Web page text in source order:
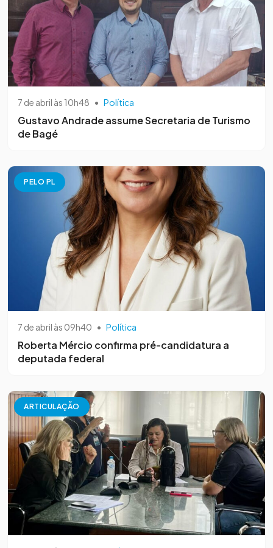
7 de abril às 10h48 • Política
Gustavo Andrade assume Secretaria de Turismo
de Bagé
PELO PL
7 de abril às 09h40 • Política
Roberta Mércio confirma pré-candidatura a
deputada federal
ARTICULAÇÃO